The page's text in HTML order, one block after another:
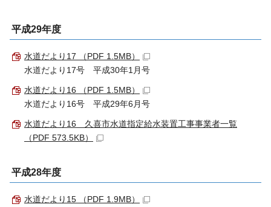
平成29年度
水道だより17 （PDF 1.5MB）
水道だより17号 平成30年1月号
水道だより16 （PDF 1.5MB）
水道だより16号 平成29年6月号
水道だより16 久喜市水道指定給水装置工事事業者一覧
（PDF 573.5KB）
平成28年度
水道だより15 （PDF 1.9MB）